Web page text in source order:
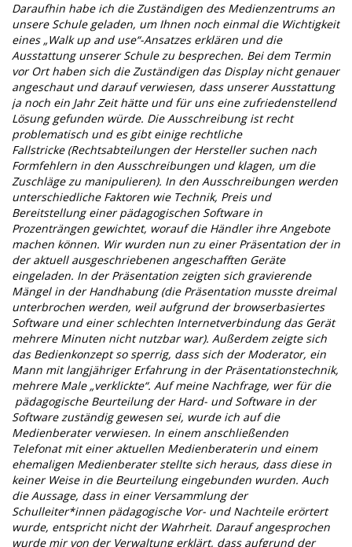
Daraufhin habe ich die Zuständigen des Medienzentrums an
unsere Schule geladen, um Ihnen noch einmal die Wichtigkeit
eines „Walk up and use“-Ansatzes erklären und die
Ausstattung unserer Schule zu besprechen. Bei dem Termin
vor Ort haben sich die Zuständigen das Display nicht genauer
angeschaut und darauf verwiesen, dass unserer Ausstattung
ja noch ein Jahr Zeit hätte und für uns eine zufriedenstellend
Lösung gefunden würde. Die Ausschreibung ist recht
problematisch und es gibt einige rechtliche
Fallstricke (Rechtsabteilungen der Hersteller suchen nach
Formfehlern in den Ausschreibungen und klagen, um die
Zuschläge zu manipulieren). In den Ausschreibungen werden
unterschiedliche Faktoren wie Technik, Preis und
Bereitstellung einer pädagogischen Software in
Prozenträngen gewichtet, worauf die Händler ihre Angebote
machen können. Wir wurden nun zu einer Präsentation der in
der aktuell ausgeschriebenen angeschafften Geräte
eingeladen. In der Präsentation zeigten sich gravierende
Mängel in der Handhabung (die Präsentation musste dreimal
unterbrochen werden, weil aufgrund der browserbasiertes
Software und einer schlechten Internetverbindung das Gerät
mehrere Minuten nicht nutzbar war). Außerdem zeigte sich
das Bedienkonzept so sperrig, dass sich der Moderator, ein
Mann mit langjähriger Erfahrung in der Präsentationstechnik,
mehrere Male „verklickte“. Auf meine Nachfrage, wer für die
pädagogische Beurteilung der Hard- und Software in der
Software zuständig gewesen sei, wurde ich auf die
Medienberater verwiesen. In einem anschließenden
Telefonat mit einer aktuellen Medienberaterin und einem
ehemaligen Medienberater stellte sich heraus, dass diese in
keiner Weise in die Beurteilung eingebunden wurden. Auch
die Aussage, dass in einer Versammlung der
Schulleiter*innen pädagogische Vor- und Nachteile erörtert
wurde, entspricht nicht der Wahrheit. Darauf angesprochen
wurde mir von der Verwaltung erklärt, dass aufgrund der